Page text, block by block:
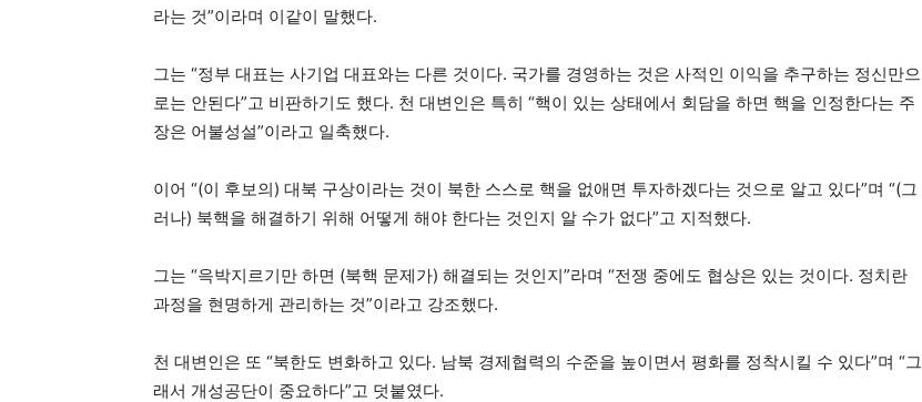
라는 것”이라며 이같이 말했다.
그는 “정부 대표는 사기업 대표와는 다른 것이다. 국가를 경영하는 것은 사적인 이익을 추구하는 정신만으
로는 안된다”고 비판하기도 했다. 천 대변인은 특히 “핵이 있는 상태에서 회담을 하면 핵을 인정한다는 주
장은 어불성설”이라고 일축했다.
이어 “(이 후보의) 대북 구상이라는 것이 북한 스스로 핵을 없애면 투자하겠다는 것으로 알고 있다”며 “(그
러나) 북핵을 해결하기 위해 어떻게 해야 한다는 것인지 알 수가 없다”고 지적했다.
그는 “윽박지르기만 하면 (북핵 문제가) 해결되는 것인지”라며 “전쟁 중에도 협상은 있는 것이다. 정치란
과정을 현명하게 관리하는 것”이라고 강조했다.
천 대변인은 또 “북한도 변화하고 있다. 남북 경제협력의 수준을 높이면서 평화를 정착시킬 수 있다”며 “그
래서 개성공단이 중요하다”고 덧붙였다.